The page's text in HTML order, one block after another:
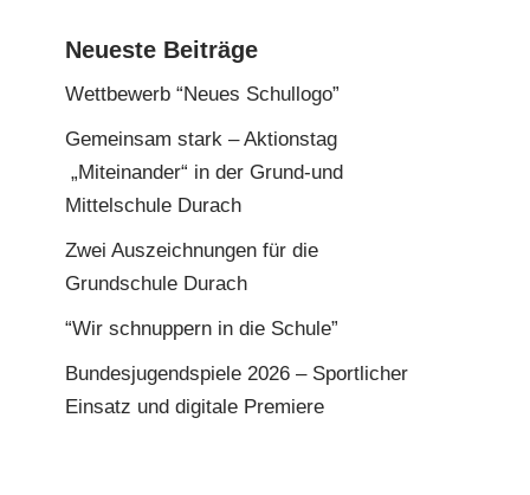
Neueste Beiträge
Wettbewerb “Neues Schullogo”
Gemeinsam stark – Aktionstag
„Miteinander“ in der Grund-und
Mittelschule Durach
Zwei Auszeichnungen für die
Grundschule Durach
“Wir schnuppern in die Schule”
Bundesjugendspiele 2026 – Sportlicher
Einsatz und digitale Premiere